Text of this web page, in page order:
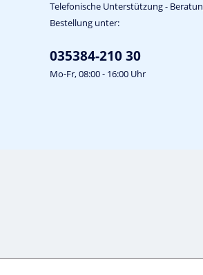
Telefonische Unterstützung -
Bestellung unter:
035384-210 30
Mo-Fr, 08:00 - 16:00 Uhr